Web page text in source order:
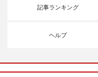
記事ランキング
ヘルプ